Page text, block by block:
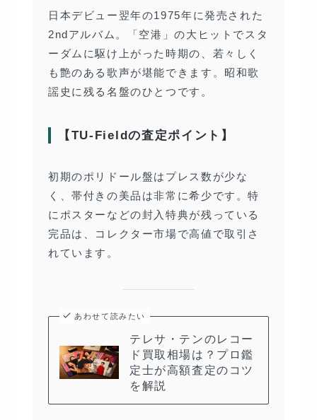
日本デビュー翌年の1975年に発売された
2ndアルバム。「空港」の大ヒットでスタ
ーダムに駆け上がった時期の、若々しく
も艶のある歌声が堪能できます。昭和歌
謡史に残る名盤のひとつです。
【TU-Fieldの査定ポイント】
初期のポリドール盤はプレス数が少な
く、帯付きの美品は非常に希少です。特
にポスターなどの封入特典が残っている
完品は、コレクター市場で高値で取引さ
れています。
あわせて読みたい
テレサ・テンのレコー
ド買取相場は？プロ鑑
定士が高額査定のコツ
を解説